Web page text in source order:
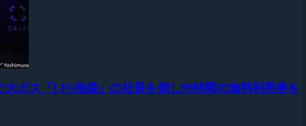
ボス『LFS池袋』の社長を倒し99時間の無料利用券を